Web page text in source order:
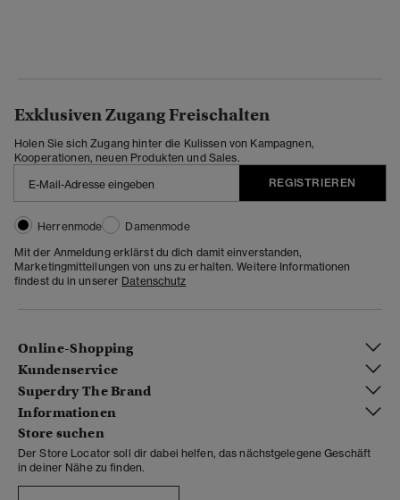
Exklusiven Zugang Freischalten
Holen Sie sich Zugang hinter die Kulissen von Kampagnen,
Kooperationen, neuen Produkten und Sales.
REGISTRIEREN
Herrenmode
Damenmode
Mit der Anmeldung erklärst du dich damit einverstanden,
Marketingmitteilungen von uns zu erhalten. Weitere Informationen
findest du in unserer Datenschutz
Online-Shopping
Kundenservice
Superdry The Brand
Informationen
Store suchen
Der Store Locator soll dir dabei helfen, das nächstgelegene Geschäft
in deiner Nähe zu finden.